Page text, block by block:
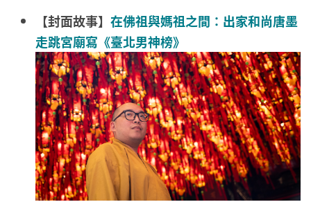
【封面故事】 在佛祖與媽祖之間：出家和尚唐墨
走跳宮廟寫《臺北男神榜》